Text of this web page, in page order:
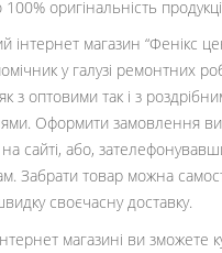
оригінальність
інтернет магазин “Фенікс
у галузі ремонтних
з оптовими так і з
Оформити замовлення
сайті, або,
Забрати товар можна
своєчасну доставку.
магазині ви зможете